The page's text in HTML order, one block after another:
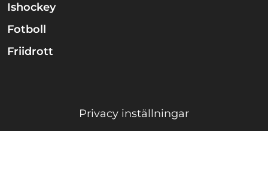
Ishockey
Fotboll
Friidrott
Privacy inställningar